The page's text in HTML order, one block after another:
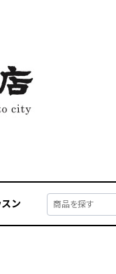
ン